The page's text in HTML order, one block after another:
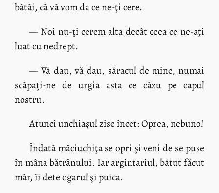
bătăi, că vă vom da ce ne-ţi cere.
— Noi nu-ţi cerem alta decât ceea ce ne-aţi
luat cu nedrept.
— Vă dau, vă dau, săracul de mine, numai
scăpaţi-ne de urgia asta ce căzu pe capul
nostru.
Atunci unchiaşul zise încet: Oprea, nebuno!
Îndată măciuchiţa se opri şi veni de se puse
în mâna bătrânului. Iar argintariul, bătut făcut
măr, îi dete ogarul şi puica.